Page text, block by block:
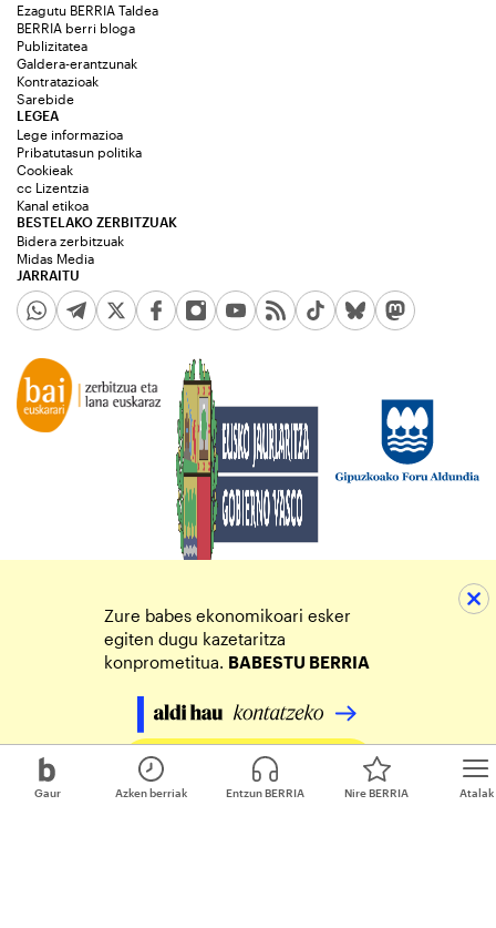
Gaur Atalak
Azken berriak Entzun BERRIA Nire BERRIA
Ezagutu BERRIA Taldea
BERRIA berri bloga
Publizitatea
Galdera-erantzunak
Kontratazioak
Sarebide
JARRAITU
LEGEA
Lege informazioa
Pribatutasun politika
Cookieak
cc Lizentzia
Kanal etikoa
BESTELAKO ZERBITZUAK
Bidera zerbitzuak
Midas Media
Zure babes ekonomikoari esker
egiten dugu kazetaritza
konprometitua. BABESTU BERRIA
Egin zure ekarpena